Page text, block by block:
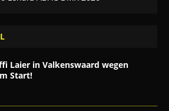
Laier in Valkenswaard wegen
Start!